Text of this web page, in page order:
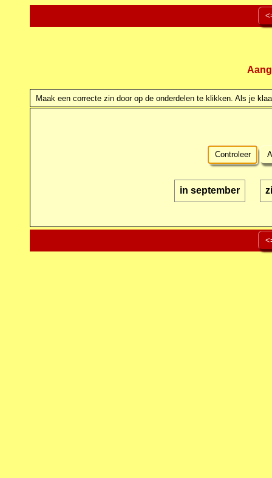
Maak een correcte zin door op de onderdelen te klikken. Als je
Controleer
in september